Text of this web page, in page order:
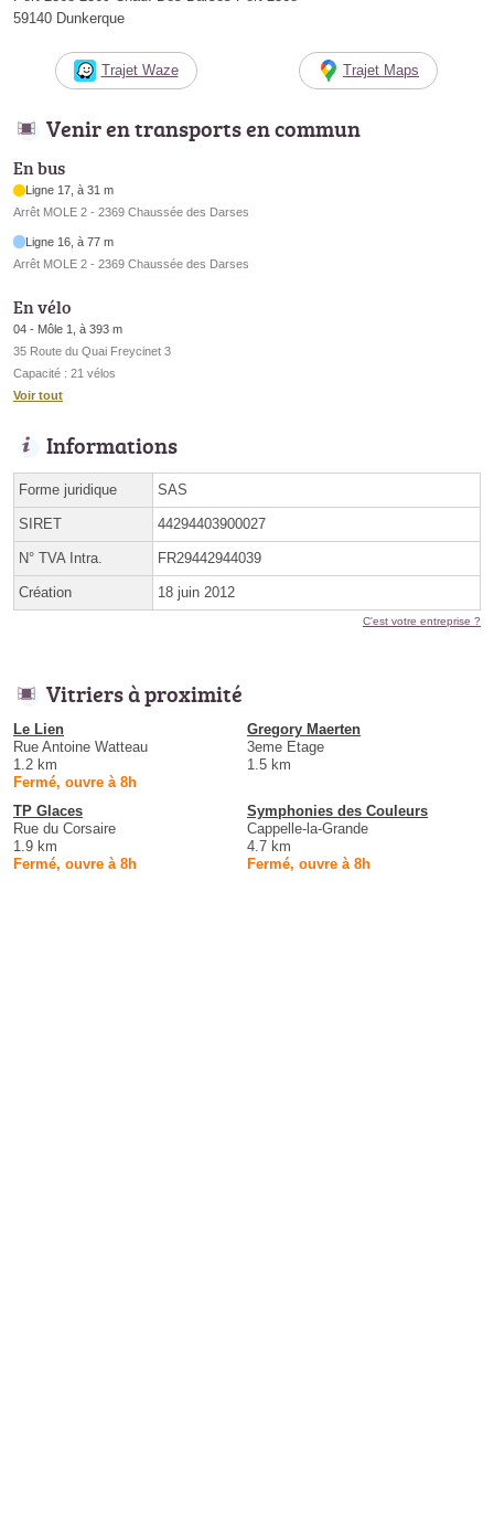
59140 Dunkerque
Trajet Waze Trajet Maps
Venir en transports en commun
En bus
Ligne 17, à 31 m
Arrêt MOLE 2 - 2369 Chaussée des Darses
Ligne 16, à 77 m
Arrêt MOLE 2 - 2369 Chaussée des Darses
En vélo
04 - Môle 1, à 393 m
35 Route du Quai Freycinet 3
Capacité : 21 vélos
Voir tout
Informations
Forme juridique SAS
SIRET 44294403900027
N° TVA Intra. FR29442944039
Création 18 juin 2012
C'est votre entreprise ?
Vitriers à proximité
Le Lien
Rue Antoine Watteau
1.2 km
Fermé, ouvre à 8h
Gregory Maerten
3eme Etage
1.5 km
TP Glaces
Rue du Corsaire
1.9 km
Fermé, ouvre à 8h
Symphonies des Couleurs
Cappelle-la-Grande
4.7 km
Fermé, ouvre à 8h